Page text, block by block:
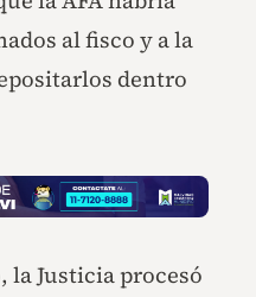
al fisco y a la
dentro
la Justicia procesó